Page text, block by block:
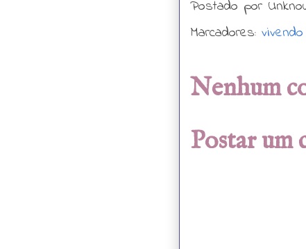
Postado por
Marcadores:
Nenhum
Postar um